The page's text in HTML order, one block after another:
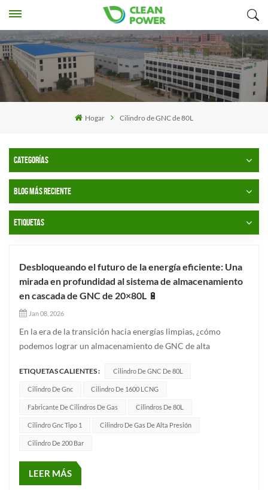
Hogar Cilindro de GNC de 80L
CATEGORÍAS
BLOG MÁS RECIENTE
ETIQUETAS
Desbloqueando el futuro de la energía eficiente: Una
mirada en profundidad al sistema de almacenamiento
en cascada de GNC de 20×80L 🔋
Jan 08, 2026
En la era de la transición hacia energías limpias, ¿cómo
podemos lograr un almacenamiento de GNC de alta
sistema en cascada de GNC Tipo 1 de 20×80 L ofrece la
respuesta gracias a su diseño innovador. ⚙️ Ventajas
principalesVolumen total de...
ETIQUETAS CALIENTES : Cilindro De GNC De 80L
Cilindro De Gnc Cilindro De 1600 LCNG
Fabricante De Cilindros De Gas Cilindros De 80L
Cilindro Gnc Tipo 1 Cilindro De Gas De Alta Presión
Cilindro De 200 Bar
LEER MÁS